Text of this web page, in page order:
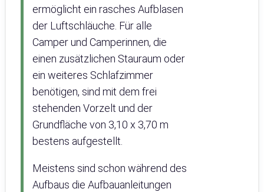
ermöglicht ein rasches Aufblasen
der Luftschläuche. Für alle
Camper und Camperinnen, die
einen zusätzlichen Stauraum oder
ein weiteres Schlafzimmer
benötigen, sind mit dem frei
stehenden Vorzelt und der
Grundfläche von 3,10 x 3,70 m
bestens aufgestellt.
Meistens sind schon während des
Aufbaus die Aufbauanleitungen